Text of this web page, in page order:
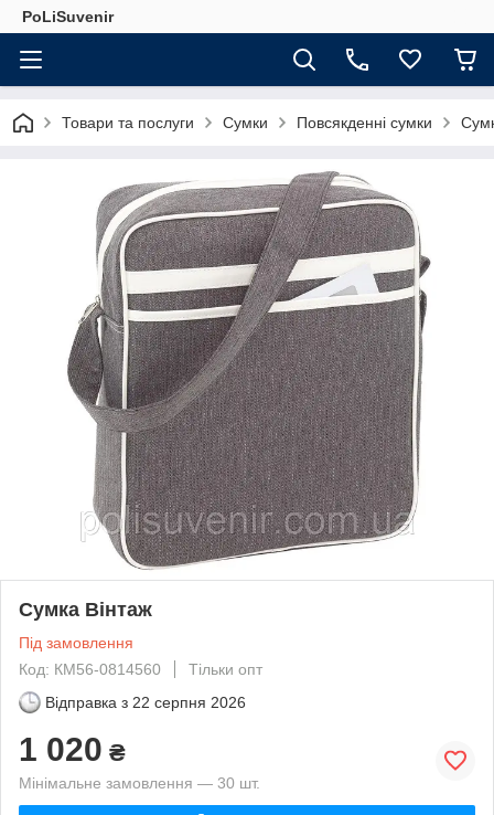
PoLiSuvenir
Товари та послуги Сумки Повсякденні сумки
Сумка Вінтаж
Під замовлення
Код: КМ56-0814560
Тільки опт
Відправка з 22 серпня 2026
1 020 ₴
Мінімальне замовлення — 30 шт.